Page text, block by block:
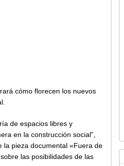
cómo florecen los nuevos
de espacios libres y
en la construcción social”,
la pieza documental «Fuera de
las posibilidades de las